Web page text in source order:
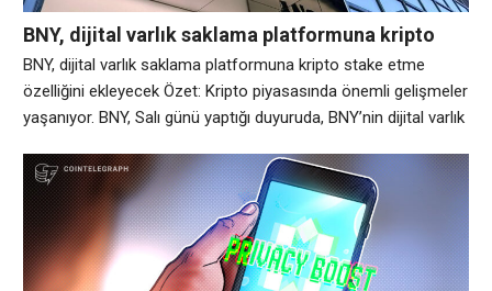
BNY, dijital varlık saklama platformuna kripto
stake etme özelliğini ekleyecek
BNY, dijital varlık saklama platformuna kripto stake etme
özelliğini ekleyecek Özet: Kripto piyasasında önemli gelişmeler
yaşanıyor. BNY, Salı günü yaptığı duyuruda, BNY’nin dijital varlık
finansal hizmetler şirketi Galaxy (GLXY) ile iletişime geçtiğini
duyurdu. Yeni hizmet, kurumsal müşterilerin düzenleyici onaya
kadar BNY platformu aracılığıyla saklamada tutulan dijital
varlıkları stake